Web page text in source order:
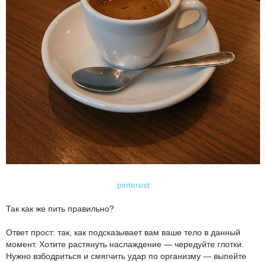
pinterest
Так как же пить правильно?
Ответ прост: так, как подсказывает вам ваше тело в данный
момент. Хотите растянуть наслаждение — чередуйте глотки.
Нужно взбодриться и смягчить удар по организму — выпейте